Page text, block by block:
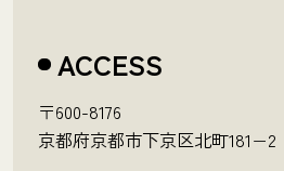
ACCESS
〒600-8176
京都府京都市下京区北町181−2